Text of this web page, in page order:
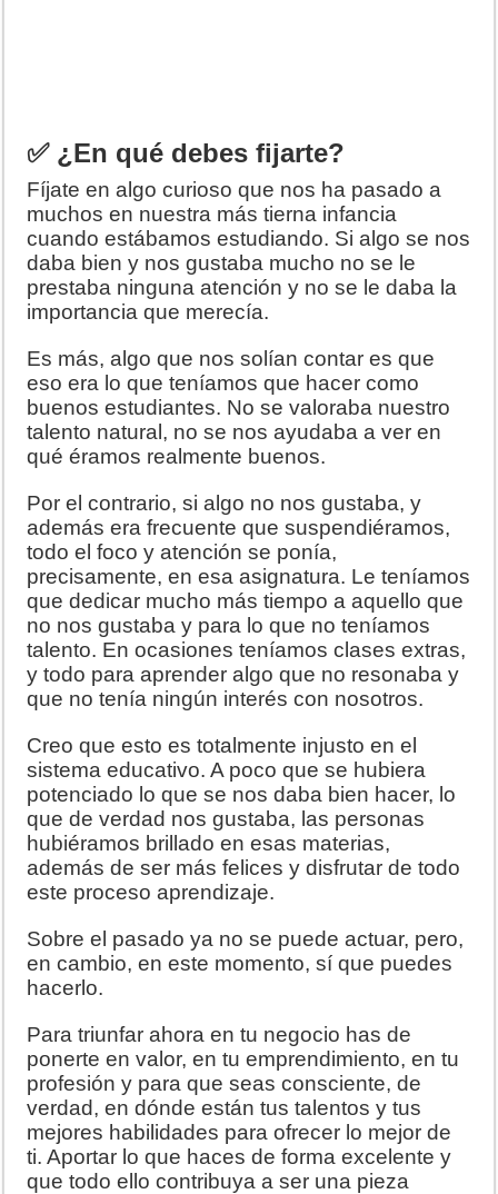
✅ ¿En qué debes fijarte?
Fíjate en algo curioso que nos ha pasado a
muchos en nuestra más tierna infancia
cuando estábamos estudiando. Si algo se nos
daba bien y nos gustaba mucho no se le
prestaba ninguna atención y no se le daba la
importancia que merecía.
Es más, algo que nos solían contar es que
eso era lo que teníamos que hacer como
buenos estudiantes. No se valoraba nuestro
talento natural, no se nos ayudaba a ver en
qué éramos realmente buenos.
Por el contrario, si algo no nos gustaba, y
además era frecuente que suspendiéramos,
todo el foco y atención se ponía,
precisamente, en esa asignatura. Le teníamos
que dedicar mucho más tiempo a aquello que
no nos gustaba y para lo que no teníamos
talento. En ocasiones teníamos clases extras,
y todo para aprender algo que no resonaba y
que no tenía ningún interés con nosotros.
Creo que esto es totalmente injusto en el
sistema educativo. A poco que se hubiera
potenciado lo que se nos daba bien hacer, lo
que de verdad nos gustaba, las personas
hubiéramos brillado en esas materias,
además de ser más felices y disfrutar de todo
este proceso aprendizaje.
Sobre el pasado ya no se puede actuar, pero,
en cambio, en este momento, sí que puedes
hacerlo.
Para triunfar ahora en tu negocio has de
ponerte en valor, en tu emprendimiento, en tu
profesión y para que seas consciente, de
verdad, en dónde están tus talentos y tus
mejores habilidades para ofrecer lo mejor de
ti. Aportar lo que haces de forma excelente y
que todo ello contribuya a ser una pieza